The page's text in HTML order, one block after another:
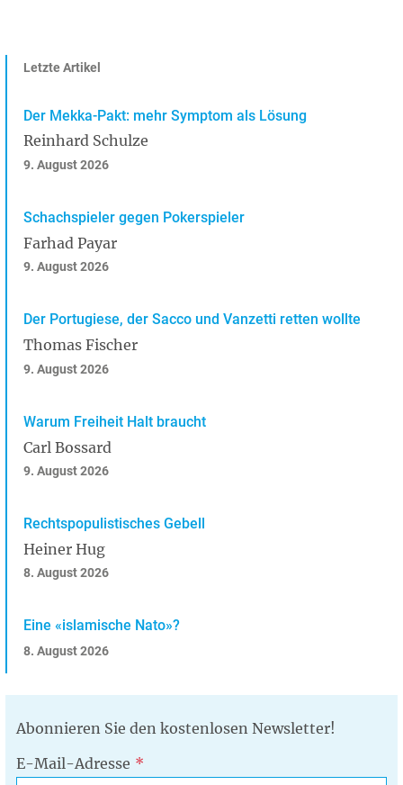
Letzte Artikel
Der Mekka-Pakt: mehr Symptom als Lösung
Reinhard Schulze
9. August 2026
Schachspieler gegen Pokerspieler
Farhad Payar
9. August 2026
Der Portugiese, der Sacco und Vanzetti retten wollte
Thomas Fischer
9. August 2026
Warum Freiheit Halt braucht
Carl Bossard
9. August 2026
Rechtspopulistisches Gebell
Heiner Hug
8. August 2026
Eine «islamische Nato»?
8. August 2026
Abonnieren Sie den kostenlosen Newsletter!
E-Mail-Adresse